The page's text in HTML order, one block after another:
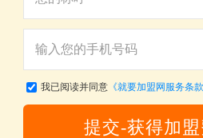
我已阅读并同意《就要加盟网服务条款
提交-获得加